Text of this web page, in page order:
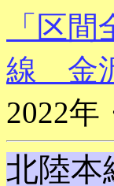
「区
線 金
2022年
北陸